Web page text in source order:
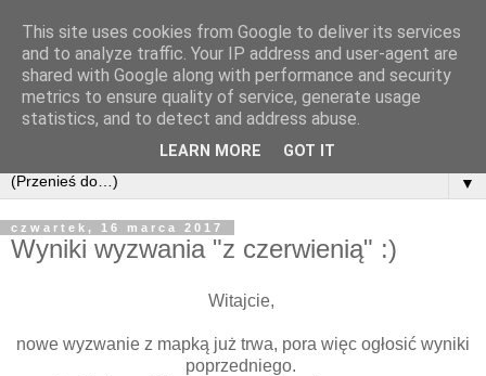
▼
czwartek, 16 marca 2017
Wyniki wyzwania "z czerwienią" :)
Witajcie,
nowe wyzwanie z mapką już trwa, pora więc ogłosić wyniki
poprzedniego.
This site uses cookies from Google to deliver its services
and to analyze traffic. Your IP address and user-agent are
shared with Google along with performance and security
metrics to ensure quality of service, generate usage
statistics, and to detect and address abuse.
LEARN MORE GOT IT